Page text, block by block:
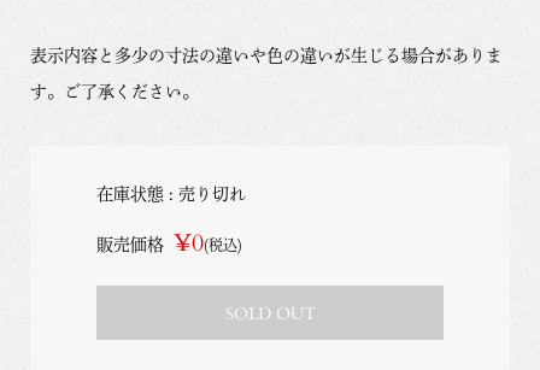
表示内容と多少の寸法の違いや色の違いが生じる場合がありま
す。ご了承ください。
在庫状態 : 売り切れ
販売価格 ¥0(税込)
SOLD OUT